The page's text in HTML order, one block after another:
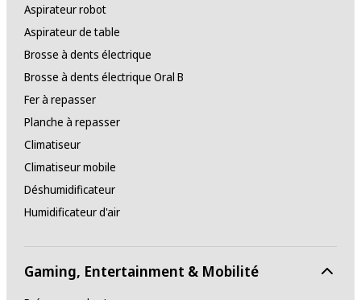
Aspirateur robot
Aspirateur de table
Brosse à dents électrique
Brosse à dents électrique Oral B
Fer à repasser
Planche à repasser
Climatiseur
Climatiseur mobile
Déshumidificateur
Humidificateur d'air
Gaming, Entertainment & Mobilité